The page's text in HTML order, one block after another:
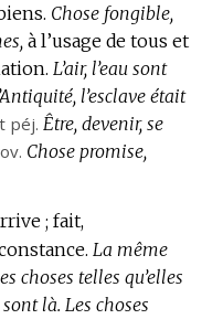
Chose fongible,
à l’usage de tous et
L’air, l’eau sont
l’esclave était
péj. Être, devenir, se
Chose promise,
; fait,
La même
choses telles qu’elles
sont là. Les choses